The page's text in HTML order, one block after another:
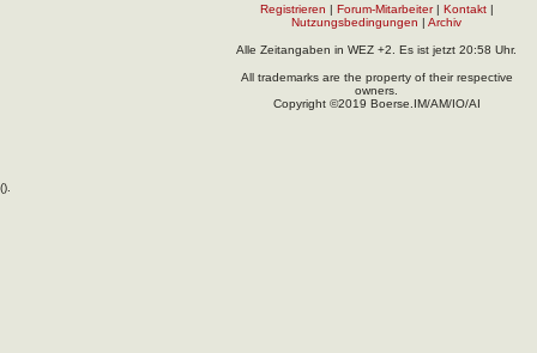
Registrieren | Forum-Mitarbeiter| Kontakt|
Nutzungsbedingungen | Archiv
Alle Zeitangaben in WEZ +2. Es ist jetzt 20:58 Uhr.
All trademarks are the property of their respective
owners.
Copyright ©2019 Boerse.IM/AM/IO/AI
().